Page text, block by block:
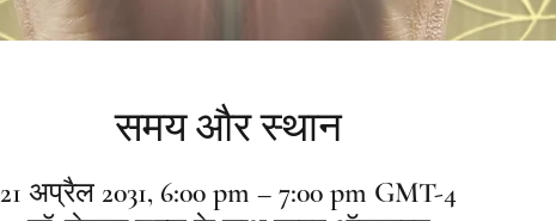
समय और स्थान
21 अप्रैल 2031, 6:00 pm – 7:00 pm GMT-4